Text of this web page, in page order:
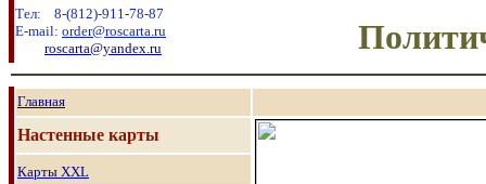
Тел: 8-(812)-911-78-87
E-mail: order@roscarta.ru
roscarta@yandex.ru
Главная
Настенные карты
Карты XXL